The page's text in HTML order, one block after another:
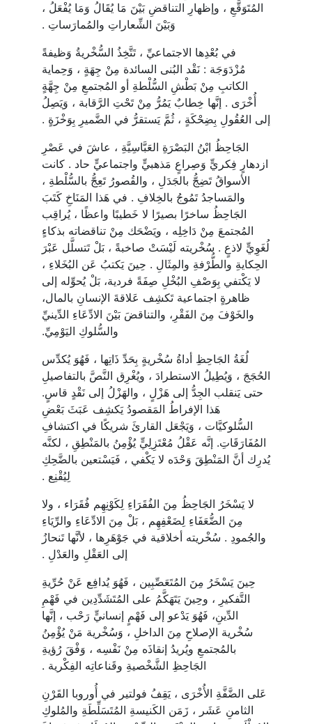
المُتَوَقَّعِ ، وإظهارِ التناقضِ بَيْنَ مَا يُقَالُ وَمَا يُفْعَلُ ،
وَبَيْنَ الشِّعاراتِ والمُمارَساتِ .
في بُعْدِها الاجتماعيِّ ، تَتَّخِذُ السُّخْريةُ وَظيفةً
مُزْدَوَجَة : نَقْد البُنى السائدة مِنْ جِهَةٍ ، وَحِماية
الكاتبِ مِنْ بَطْشِ السُّلْطةِ أو المُجتمعِ مِنْ جِهَّةٍ
أُخْرَى . إنَّها خِطابٌ يَمُرُّ مِنْ تَحْتِ الرَّقابة ، وَيَصِلُ
إلى العُقُولِ بِضِحْكَةٍ ، ثُمَّ يَستقرُّ في الضَّميرِ بِوَخْزَةٍ .
الجَاحِظُ ابْنُ البَصْرَةِ العَبَّاسِيَّةِ ، عاشَ في عَصْرِ
ازدهارٍ فِكريٍّ وَصِراعٍ مَذهبيٍّ واجتماعيٍّ حاد . كانت
الأسواقُ تَضِجُّ بالجَدَلِ ، والقُصورُ تَعِجُّ بالسُّلْطةِ ،
والمَساجدُ تَمُوجُ بالخِلافِ . في هَذا المَنَاخِ كَتَبَ
الجَاحِظُ ساخرًا بصيرًا لا خَطيبًا واعظًا ، يُراقِب
المُجتمعَ مِنْ دَاخِلِه ، ويَضْحَك مِنْ تناقضاته بذكاءٍ
لُغَوِيٍّ لاذعٍ . سُخْريته لَيْسَتْ صاخبةً ، بَلْ تَتسلَّل عَبْرَ
الحِكايةِ والطُّرْفةِ والمِثَالِ . حِينَ يَكتبُ عَن البُخَلاءِ ،
لا يَكْتفي بِوَصْفِ البُخْلِ صِفَةً فردية، بَلْ يُحوِّله إلى
ظاهرةٍ اجتماعية تَكشِف عَلاقةَ الإنسانِ بالمال،
والخَوْفَ مِنَ الفَقْرِ، والتناقضَ بَيْنَ الادِّعَاءِ الدِّينيِّ
والسُّلوكِ اليَوْمِيِّ.
لُغَةُ الجَاحِظِ أداةُ سُخْريةٍ بِحَدِّ ذَاتِها ، فَهُوَ يُكدِّس
الحُجَجَ ، وَيُطِيلُ الاستطرادَ ، ويُغْرِق النَّصَّ بالتفاصيلِ
حتى يَنقلب الجِدُّ إلى هَزْلٍ ، والهَزْلُ إلى نَقْدٍ قاسٍ.
هَذا الإفراطُ المَقصودُ يَكشِف عَبَثَ بَعْضِ
السُّلوكيَّات ، وَيَجْعَل القارئَ شريكًا في اكتشافِ
المُفَارَقَاتِ. إنَّه عَقْلُ مُعْتَزِلِيٍّ يُؤْمِنُ بالمَنْطِقِ ، لكنَّه
يُدرِك أنَّ المَنْطِقَ وَحْدَه لا يَكْفي ، فَيَسْتعين بالضَّحِكِ
لِيُقْنِع .
لا يَسْخَرُ الجَاحِظُ مِنَ الفُقَرَاءِ لِكَوْنِهِم فُقَرَاء ، ولا
مِنَ الضُّعَفَاءِ لِضَعْفِهِم ، بَلْ مِنَ الادِّعَاءِ والرِّيَاءِ
والجُمودِ . سُخْريته أخلاقية في جَوْهَرِها ، لأنَّها تَنحازُ
إلى العَقْلِ والعَدْلِ .
حِينَ يَسْخَرُ مِنَ المُتَعَصِّبِين ، فَهُوَ يُدافِع عَنْ حُرِّيةِ
التَّفكيرِ ، وحِينَ يَتَهَكَّمُ على المُتَشَدِّدِين في فَهْمِ
الدِّينِ، فَهُوَ يَدْعو إلى فَهْمٍ إنسانيٍّ رَحْب ، إنَّها
سُخْرية الإصلاحِ مِنَ الداخلِ ، وَسُخْرية مَنْ يُؤْمِنُ
بالمُجتمعِ ويُريدُ إنقاذَه مِنْ نَفْسِه ، وَفْقَ رُؤيةِ
الجَاحِظِ الشَّخْصيةِ وقَناعاتِه الفِكْرية .
عَلى الضَّفَّةِ الأُخْرَى ، يَقِفُ فولتير في أُوروبا القَرْنِ
الثامنِ عَشَر ، زَمَن الكَنيسةِ المُتَسَلِّطَةِ والمُلوكِ